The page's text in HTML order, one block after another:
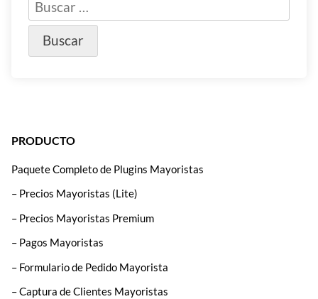
PRODUCTO
Paquete Completo de Plugins Mayoristas
– Precios Mayoristas (Lite)
– Precios Mayoristas Premium
– Pagos Mayoristas
– Formulario de Pedido Mayorista
– Captura de Clientes Mayoristas